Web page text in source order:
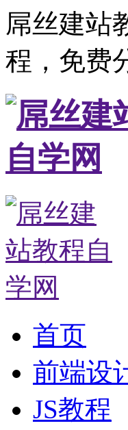
屌丝建站
程，免费
首页
前端设
JS教程